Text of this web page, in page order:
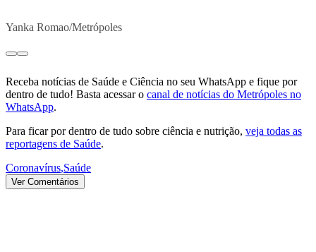
Yanka Romao/Metrópoles
Receba notícias de Saúde e Ciência no seu WhatsApp e fique por
dentro de tudo! Basta acessar o canal de notícias do Metrópoles no
WhatsApp.
Para ficar por dentro de tudo sobre ciência e nutrição, veja todas as
reportagens de Saúde.
Coronavírus,Saúde
Ver Comentários